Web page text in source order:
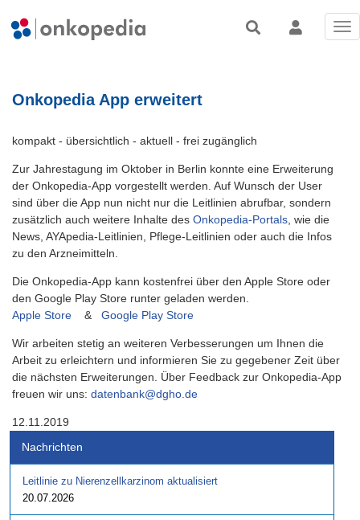
Onkopedia App erweitert
kompakt - übersichtlich - aktuell - frei zugänglich
Zur Jahrestagung im Oktober in Berlin konnte eine Erweiterung
der Onkopedia-App vorgestellt werden. Auf Wunsch der User
sind über die App nun nicht nur die Leitlinien abrufbar, sondern
zusätzlich auch weitere Inhalte des Onkopedia-Portals , wie die
News, AYApedia-Leitlinien, Pflege-Leitlinien oder auch die Infos
zu den Arzneimitteln.
Die Onkopedia-App kann kostenfrei über den Apple Store oder
den Google Play Store runter geladen werden.
Apple Store & Google Play Store
Wir arbeiten stetig an weiteren Verbesserungen um Ihnen die
Arbeit zu erleichtern und informieren Sie zu gegebener Zeit über
die nächsten Erweiterungen. Über Feedback zur Onkopedia-App
freuen wir uns: datenbank@dgho.de
12.11.2019
Nachrichten
Leitlinie zu Nierenzellkarzinom aktualisiert
20.07.2026